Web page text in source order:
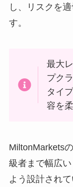
し、リスクを
す。
最大
プク
タイ
容を
MiltonMarkets
級者まで幅広
よう設計されて